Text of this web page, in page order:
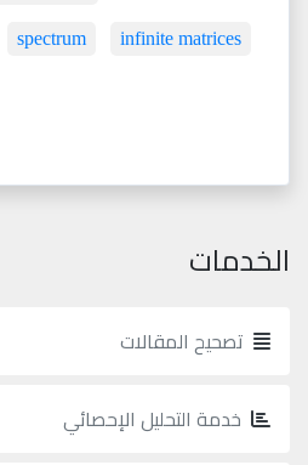
spectrum
infinite matrices
الخدمات
تصحيح المقالات
خدمة التحليل الإحصائي